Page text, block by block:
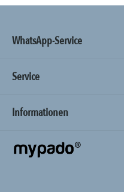
WhatsApp-Service
Service
Informationen